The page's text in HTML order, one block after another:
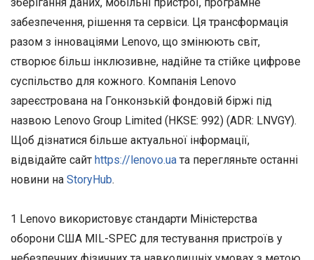
зберігання даних, мобільні пристрої, програмне
забезпечення, рішення та сервіси. Ця трансформація
разом з інноваціями Lenovo, що змінюють світ,
створює більш інклюзивне, надійне та стійке цифрове
суспільство для кожного. Компанія Lenovo
зареєстрована на Гонконзькій фондовій біржі під
назвою Lenovo Group Limited (HKSE: 992) (ADR: LNVGY).
Щоб дізнатися більше актуальної інформації,
відвідайте сайт https://lenovo.ua та перегляньте останні
новини на StoryHub.
1 Lenovo використовує стандарти Міністерства
оборони США MIL-SPEC для тестування пристроїв у